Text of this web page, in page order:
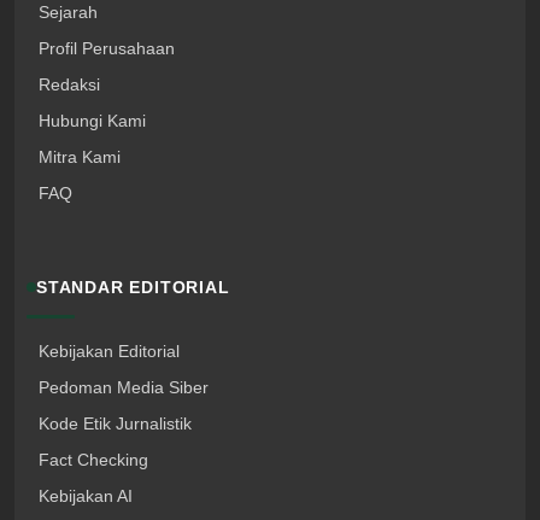
Sejarah
Profil Perusahaan
Redaksi
Hubungi Kami
Mitra Kami
FAQ
STANDAR EDITORIAL
Kebijakan Editorial
Pedoman Media Siber
Kode Etik Jurnalistik
Fact Checking
Kebijakan AI